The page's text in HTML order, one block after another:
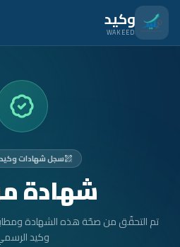
انتقل للمحتوى الرئيسي
وكيد
WAKEED
المتدربون
سجل شهادات
شهادة
تم التحقّق من صحّة هذه الشهادة
وكيد